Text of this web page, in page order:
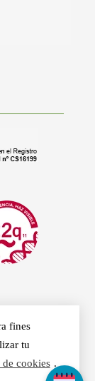
fines
tu
cookies .